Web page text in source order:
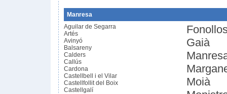
Manresa
Aguilar de Segarra
Artés
Avinyó
Balsareny
Calders
Callús
Cardona
Castellbell i el Vilar
Castellfollit del Boix
Castellgalí
Gaià
Moià